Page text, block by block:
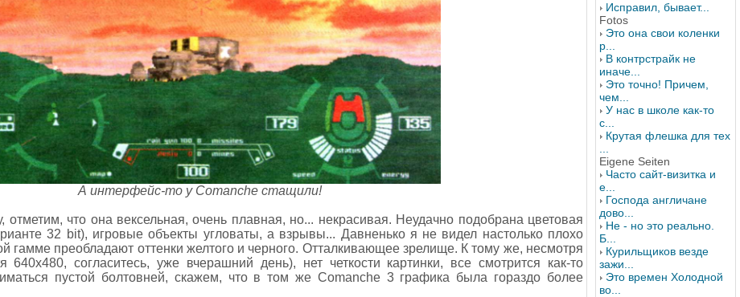
А интерфейс-то у Comanche стащили!
что она вексельная, очень плавная, но... некрасивая. Неудачно подобрана цветовая
32 bit), игровые объекты угловаты, а взрывы... Давненько я не видел настолько плохо
гамме преобладают оттенки желтого и черного. Отталкивающее зрелище. К тому же, несмотря
согласитесь, уже вчерашний день), нет четкости картинки, все смотрится как-то
пустой болтовней, скажем, что в том же Comanche 3 графика была гораздо более
Исправил, бывает...
Fotos
Это она свои коленки
р...
В контрстрайк не
иначе...
Это точно! Причем,
чем...
У нас в школе как-то
с...
Крутая флешка для тех
Eigene Seiten
Часто сайт-визитка и
е...
Господа англичане
дово...
Не - но это реально.
Б...
Курильщиков везде
зажи...
Это времен Холодной
во...